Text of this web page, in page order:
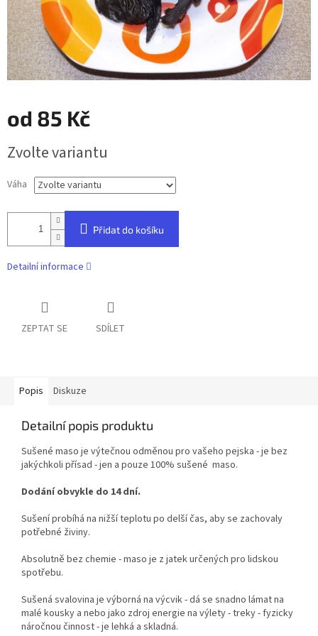
od 85 Kč
cena:
Zvolte variantu
Váha
Přidat do košíku
Detailní informace
ZEPTAT SE SDÍLET
Popis Diskuze
Detailní popis produktu
Sušené maso je výtečnou odměnou pro vašeho pejska - je bez
jakýchkoli přísad - jen a pouze 100% sušené maso.
Dodání obvykle do 14 dní.
Sušení probíhá na nižší teplotu po delší čas, aby se zachovaly
potřebné živiny.
Absolutně bez chemie - maso je z jatek určených pro lidskou
spotřebu.
Sušená svalovina je výborná na výcvik - dá se snadno lámat na
malé kousky a nebo jako zdroj energie na výlety - treky - fyzicky
náročnou činnost - je lehká a skladná.